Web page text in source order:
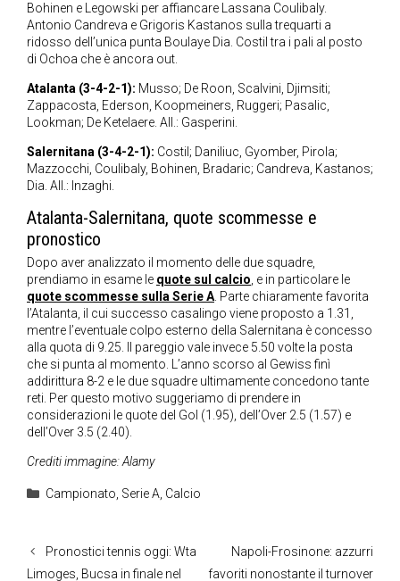
Bohinen e Legowski per affiancare Lassana Coulibaly.
Antonio Candreva e Grigoris Kastanos sulla trequarti a
ridosso dell’unica punta Boulaye Dia. Costil tra i pali al posto
di Ochoa che è ancora out.
Atalanta (3-4-2-1): Musso; De Roon, Scalvini, Djimsiti;
Zappacosta, Ederson, Koopmeiners, Ruggeri; Pasalic,
Lookman; De Ketelaere. All.: Gasperini.
Salernitana (3-4-2-1): Costil; Daniliuc, Gyomber, Pirola;
Mazzocchi, Coulibaly, Bohinen, Bradaric; Candreva, Kastanos;
Dia. All.: Inzaghi.
Atalanta-Salernitana, quote scommesse e
pronostico
Dopo aver analizzato il momento delle due squadre,
prendiamo in esame le quote sul calcio, e in particolare le
quote scommesse sulla Serie A. Parte chiaramente favorita
l’Atalanta, il cui successo casalingo viene proposto a 1.31,
mentre l’eventuale colpo esterno della Salernitana è concesso
alla quota di 9.25. Il pareggio vale invece 5.50 volte la posta
che si punta al momento. L’anno scorso al Gewiss finì
addirittura 8-2 e le due squadre ultimamente concedono tante
reti. Per questo motivo suggeriamo di prendere in
considerazioni le quote del Gol (1.95), dell’Over 2.5 (1.57) e
dell’Over 3.5 (2.40).
Crediti immagine: Alamy
Categorie
Campionato, Serie A, Calcio
Pronostici tennis oggi: Wta
Limoges, Bucsa in finale nel
Napoli-Frosinone: azzurri
favoriti nonostante il turnover